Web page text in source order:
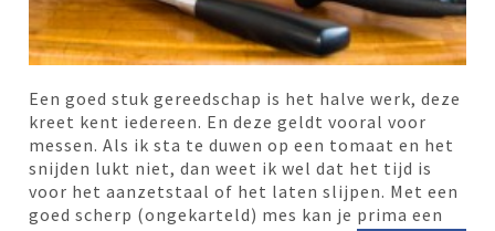
Een goed stuk gereedschap is het halve werk, deze
kreet kent iedereen. En deze geldt vooral voor
messen. Als ik sta te duwen op een tomaat en het
snijden lukt niet, dan weet ik wel dat het tijd is
voor het aanzetstaal of het laten slijpen. Met een
goed scherp (ongekarteld) mes kan je prima een